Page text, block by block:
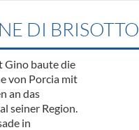
& Großhandel
Neue Art des Bierzapfens
& Lieferbedingungen
DI BRISOTTO
Gino baute die
von Porcia mit
an das
seiner Region.
in